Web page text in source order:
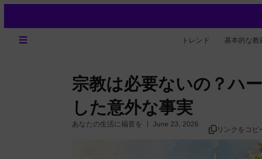
トレンド 基本的な教
宗教は必要ないの？ハ
した意外な事実
あなたの生活に福音を June 23, 2026
リンクをコピ